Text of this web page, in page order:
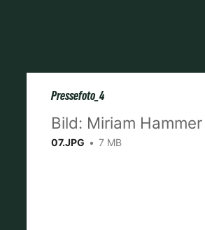
Pressefoto_4
Bild: Miriam Hammer
07.JPG 7 MB